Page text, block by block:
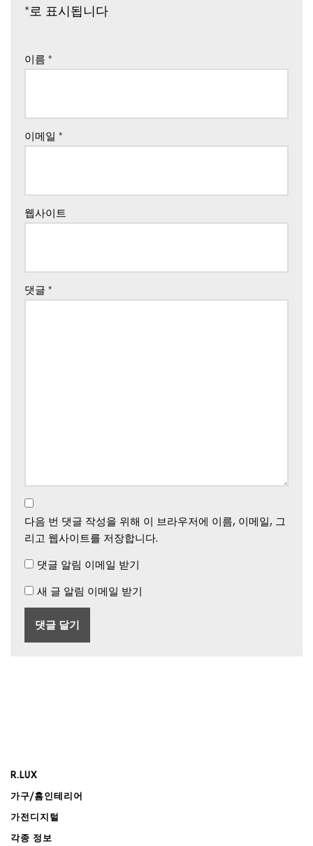
*로 표시됩니다
이름 *
이메일 *
웹사이트
댓글 *
다음 번 댓글 작성을 위해 이 브라우저에 이름, 이메일, 그
리고 웹사이트를 저장합니다.
댓글 알림 이메일 받기
새 글 알림 이메일 받기
R.LUX
가구/홈인테리어
가전디지털
각종 정보